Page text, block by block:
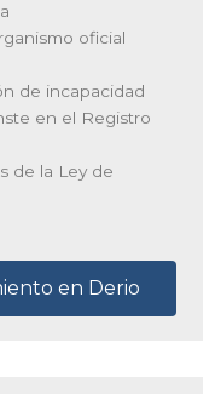
oficial
de incapacidad
en el Registro
de la Ley de
en Derio